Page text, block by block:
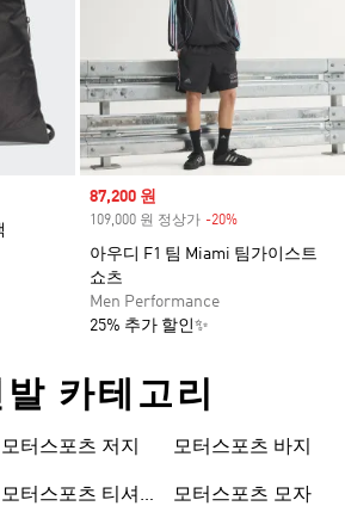
Sale price
87,200 원
109,000 원 정상가 -20%
아우디 F1 팀 Miami 팀가이스트
쇼츠
Men Performance
25% 추가 할인✨
카테고리
모터스포츠 저지
모터스포츠 티셔
모터스포츠 바지
모터스포츠 모자